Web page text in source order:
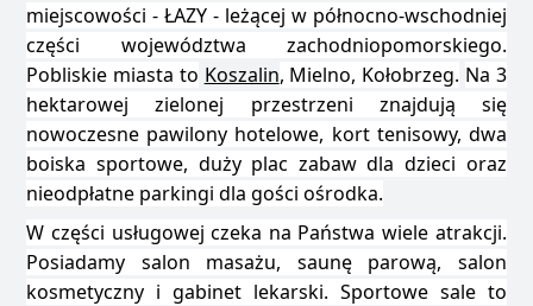
miejscowości - ŁAZY - leżącej w północno-wschodniej
części województwa zachodniopomorskiego.
Pobliskie miasta to Koszalin, Mielno, Kołobrzeg. Na 3
hektarowej zielonej przestrzeni znajdują się
nowoczesne pawilony hotelowe, kort tenisowy, dwa
boiska sportowe, duży plac zabaw dla dzieci oraz
nieodpłatne parkingi dla gości ośrodka.
W części usługowej czeka na Państwa wiele atrakcji.
Posiadamy salon masażu, saunę parową, salon
kosmetyczny i gabinet lekarski. Sportowe sale to